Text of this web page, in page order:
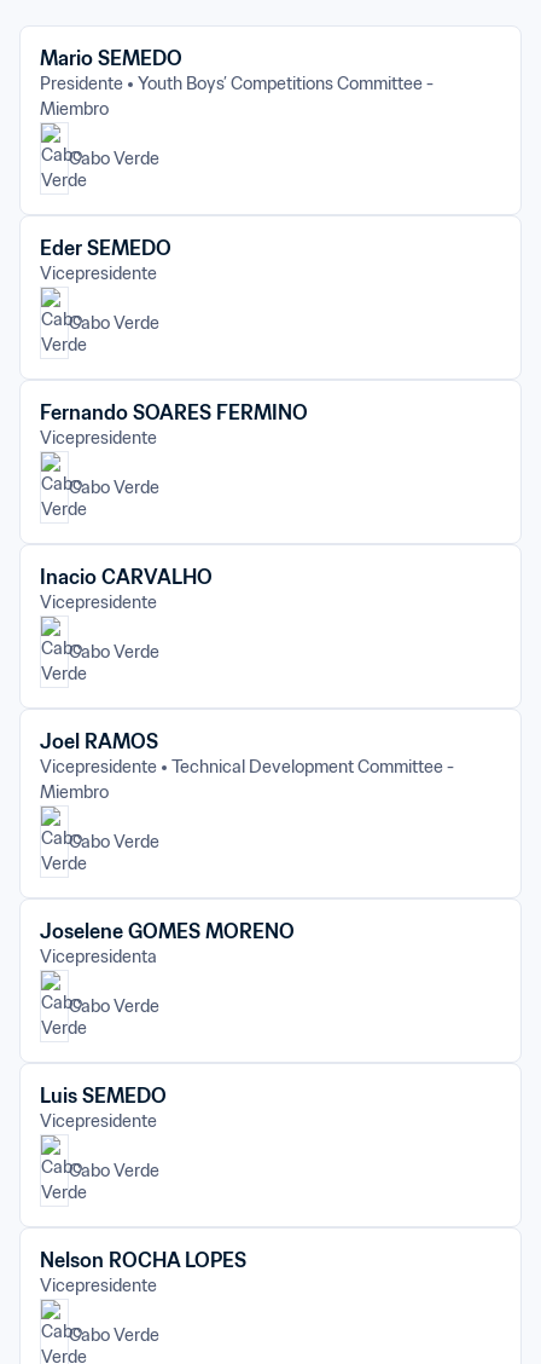
Mario SEMEDO
Presidente
Youth Boys’ Competitions Committee -
Miembro
Cabo Verde
Eder SEMEDO
Vicepresidente
Cabo Verde
Fernando SOARES FERMINO
Vicepresidente
Cabo Verde
Inacio CARVALHO
Vicepresidente
Cabo Verde
Joel RAMOS
Vicepresidente
Technical Development Committee -
Miembro
Cabo Verde
Joselene GOMES MORENO
Vicepresidenta
Cabo Verde
Luis SEMEDO
Vicepresidente
Cabo Verde
Nelson ROCHA LOPES
Vicepresidente
Cabo Verde